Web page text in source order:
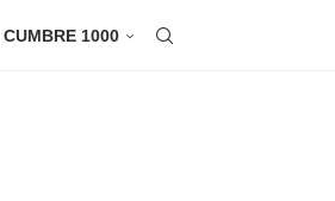
CUMBRE 1000